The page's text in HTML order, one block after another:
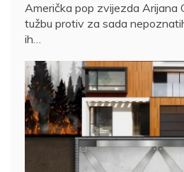
Američka pop zvijezda Arijana
tužbu protiv za sada
ih…